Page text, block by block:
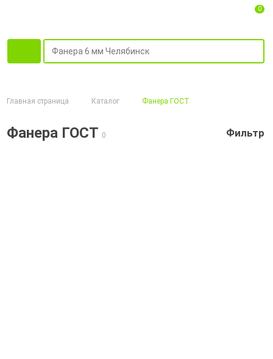
0
Главная страница Каталог Фанера ГОСТ
Фанера ГОСТ 0 Фильтр